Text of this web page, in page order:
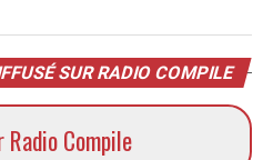
SUR RADIO COMPILE
Compile